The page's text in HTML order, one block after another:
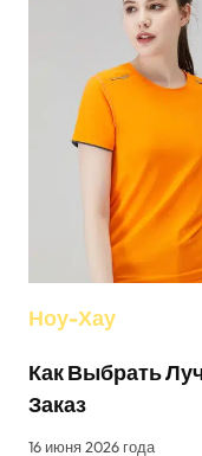
Ноу-Хау
Как Выбрать
Заказ
16 июня 2026 года